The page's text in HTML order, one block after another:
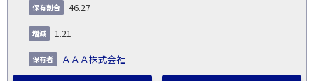
46.27
1.21
ＡＡＡ株式会社